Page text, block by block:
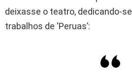
deixasse o teatro, dedicando-
trabalhos de ‘Peruas’: